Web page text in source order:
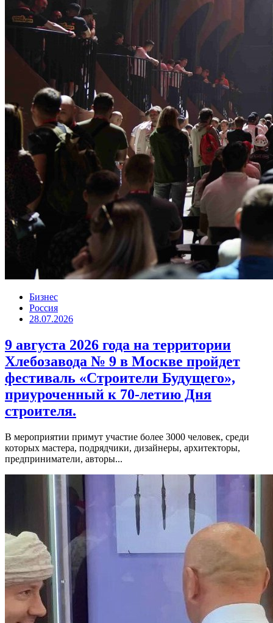
Бизнес
Россия
28.07.2026
9 августа 2026 года на территории
Хлебозавода № 9 в Москве пройдет
фестиваль «Строители Будущего»,
приуроченный к 70-летию Дня
строителя.
В мероприятии примут участие более 3000 человек, среди
которых мастера, подрядчики, дизайнеры, архитекторы,
предприниматели, авторы...